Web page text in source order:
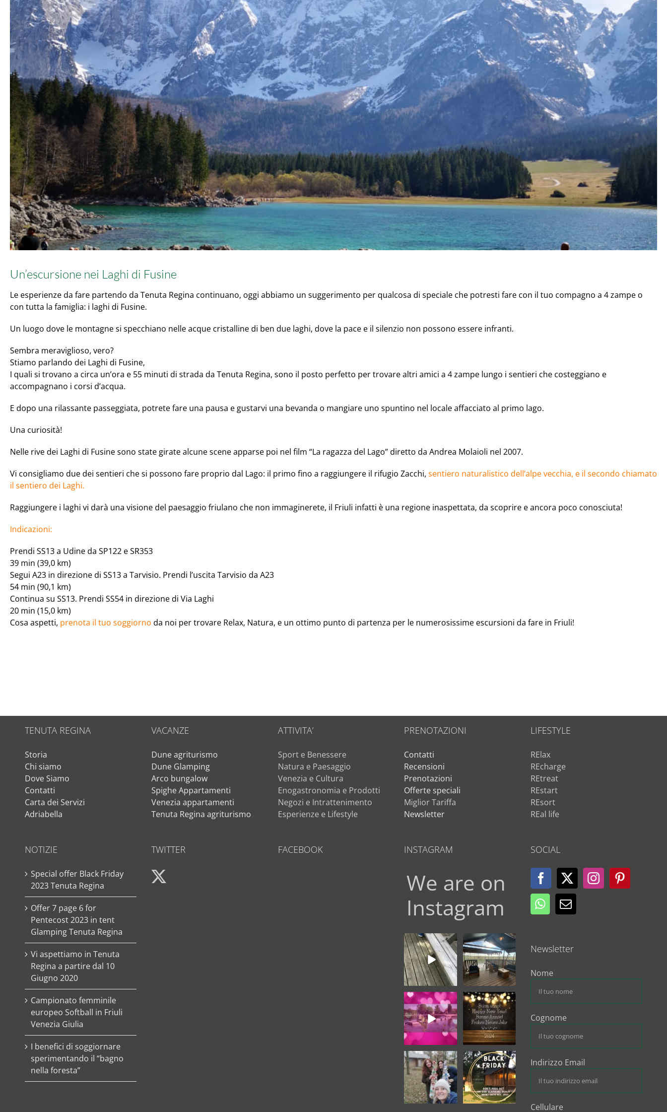
Un’escursione nei Laghi di Fusine
Le esperienze da fare partendo da Tenuta Regina continuano, oggi abbiamo un suggerimento per qualcosa di speciale che potresti fare con il tuo compagno a 4 zampe o
con tutta la famiglia: i laghi di Fusine.
Un luogo dove le montagne si specchiano nelle acque cristalline di ben due laghi, dove la pace e il silenzio non possono essere infranti.
Sembra meraviglioso, vero?
Stiamo parlando dei Laghi di Fusine,
I quali si trovano a circa un’ora e 55 minuti di strada da Tenuta Regina, sono il posto perfetto per trovare altri amici a 4 zampe lungo i sentieri che costeggiano e
accompagnano i corsi d’acqua.
E dopo una rilassante passeggiata, potrete fare una pausa e gustarvi una bevanda o mangiare uno spuntino nel locale affacciato al primo lago.
Una curiosità!
Nelle rive dei Laghi di Fusine sono state girate alcune scene apparse poi nel film “La ragazza del Lago” diretto da Andrea Molaioli nel 2007.
Vi consigliamo due dei sentieri che si possono fare proprio dal Lago: il primo fino a raggiungere il rifugio Zacchi, sentiero naturalistico dell’alpe vecchia, e il secondo chiamato
il sentiero dei Laghi.
Raggiungere i laghi vi darà una visione del paesaggio friulano che non immaginerete, il Friuli infatti è una regione inaspettata, da scoprire e ancora poco conosciuta!
Indicazioni:
Prendi SS13a Udineda SP122 eSR353
39 min (39,0 km)
Segui A23 in direzione di SS13a Tarvisio. Prendi l’uscita Tarvisio da A23
54 min (90,1 km)
Continua su SS13. Prendi SS54 in direzione di Via Laghi
20 min (15,0 km)
Cosa aspetti, prenota il tuo soggiorno da noi per trovare Relax, Natura, e un ottimo punto di partenza per le numerosissime escursioni da fare in Friuli!
TENUTA REGINA
Storia
Chi siamo
Dove Siamo
Contatti
Carta dei Servizi
Adriabella
NOTIZIE
Special offer Black Friday
2023 Tenuta Regina
Offer 7 page 6 for
Pentecost 2023 in tent
Glamping Tenuta Regina
Vi aspettiamo in Tenuta
Regina a partire dal 10
Giugno 2020
Campionato femminile
europeo Softball in Friuli
Venezia Giulia
I benefici di soggiornare
sperimentando il “bagno
nella foresta”
VACANZE
Dune agriturismo
Dune Glamping
Arco bungalow
Spighe Appartamenti
Venezia appartamenti
Tenuta Regina agriturismo
TWITTER
ATTIVITA’
Sport e Benessere
Natura e Paesaggio
Venezia e Cultura
Enogastronomia e Prodotti
Negozi e Intrattenimento
Esperienze e Lifestyle
FACEBOOK
PRENOTAZIONI
Contatti
Recensioni
Prenotazioni
Offerte speciali
Miglior Tariffa
Newsletter
INSTAGRAM
We are on
Instagram
Quando il lusso
incontra la natura:
benvenuti nel...
17 0
BOOK YOUR
HOLIDAY
GATEWAY AT
TENUTA REGINA...
11 0
LOVE IS IN THE AIR
Amici di Tenuta...
Tanti Auguri a tutti
voi!
Che il nuovo...
7 0
Buon Natale e
Felice Anno Nuovo
...
18 2
BLACK FRIDAY
Ottieni il 20% sul
tuo...
5 1
LIFESTYLE
RElax
REcharge
REtreat
REstart
REsort
REal life
SOCIAL
Newsletter
Nome
Cognome
Indirizzo Email
Cellulare